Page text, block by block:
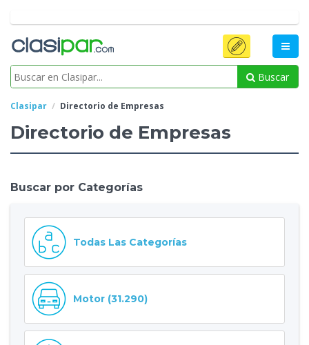
Buscar
Clasipar Directorio de Empresas
Directorio de Empresas
Buscar por Categorías
Todas Las Categorías
Motor (31.290)